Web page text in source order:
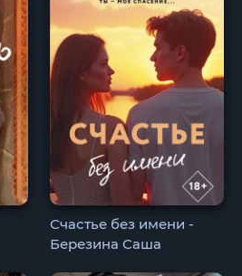
Счастье без имени -
Березина Саша